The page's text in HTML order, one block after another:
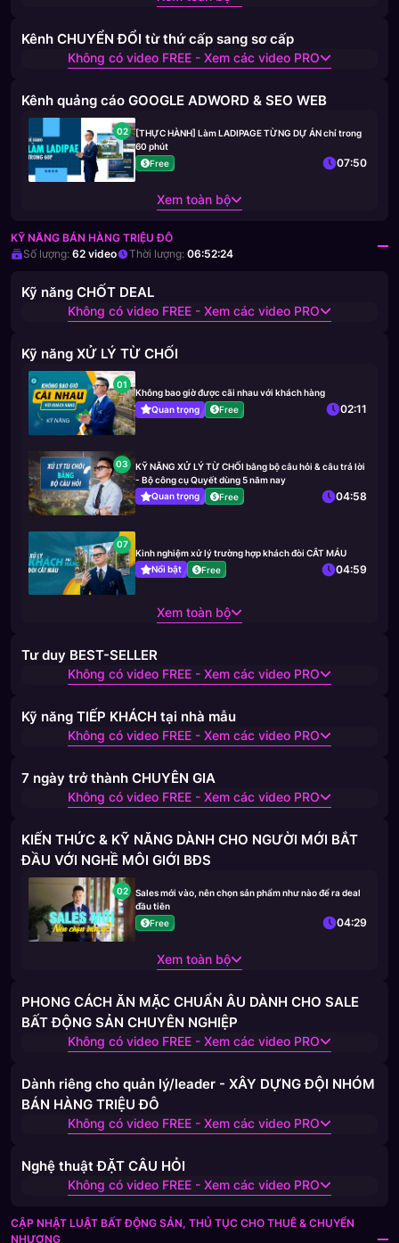
Kênh CHUYỂN ĐỔI từ thứ cấp sang sơ cấp
Không có video FREE - Xem các video PRO
Kênh quảng cáo GOOGLE ADWORD & SEO WEB
02
[THỰC HÀNH] Làm LADIPAGE TỪNG DỰ ÁN chỉ trong
60 phút
Free
07:50
Xem toàn bộ
KỸ NĂNG BÁN HÀNG TRIỆU ĐÔ
Số lượng: 62 video Thời lượng: 06:52:24
Kỹ năng CHỐT DEAL
Không có video FREE - Xem các video PRO
Kỹ năng XỬ LÝ TỪ CHỐI
01
Không bao giờ được cãi nhau với khách hàng
Quan trọng
Free 02:11
03
KỸ NĂNG XỬ LÝ TỪ CHỐI bằng bộ câu hỏi & câu trả lời
- Bộ công cụ Quyết dùng 5 năm nay
Quan trọng
Free 04:58
07
Kinh nghiệm xử lý trường hợp khách đòi CẮT MÁU
Nổi bật
Free 04:59
Xem toàn bộ
Tư duy BEST-SELLER
Không có video FREE - Xem các video PRO
Kỹ năng TIẾP KHÁCH tại nhà mẫu
Không có video FREE - Xem các video PRO
7 ngày trở thành CHUYÊN GIA
Không có video FREE - Xem các video PRO
KIẾN THỨC & KỸ NĂNG DÀNH CHO NGƯỜI MỚI BẮT
ĐẦU VỚI NGHỀ MÔI GIỚI BĐS
02
Sales mới vào, nên chọn sản phẩm như nào để ra deal
đầu tiên
Free
04:29
Xem toàn bộ
PHONG CÁCH ĂN MẶC CHUẨN ÂU DÀNH CHO SALE
BẤT ĐỘNG SẢN CHUYÊN NGHIỆP
Không có video FREE - Xem các video PRO
Dành riêng cho quản lý/leader - XÂY DỰNG ĐỘI NHÓM
BÁN HÀNG TRIỆU ĐÔ
Không có video FREE - Xem các video PRO
Nghệ thuật ĐẶT CÂU HỎI
Không có video FREE - Xem các video PRO
CẬP NHẬT LUẬT BẤT ĐỘNG SẢN, THỦ TỤC CHO THUÊ & CHUYỂN
NHƯỢNG